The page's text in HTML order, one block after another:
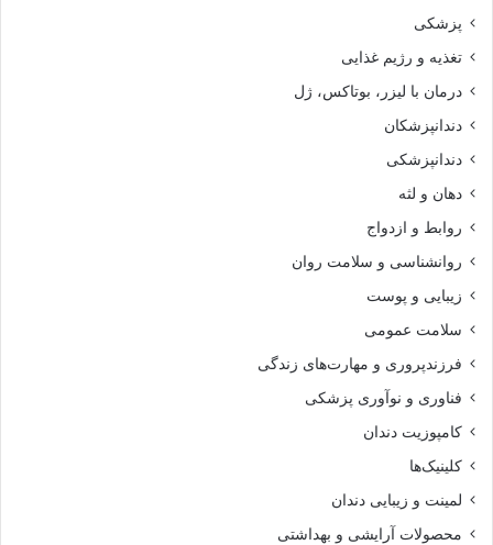
پزشکی
تغذیه و رژیم غذایی
درمان با لیزر، بوتاکس، ژل
دندانپزشکان
دندانپزشکی
دهان و لثه
روابط و ازدواج
روانشناسی و سلامت روان
زیبایی و پوست
سلامت عمومی
فرزندپروری و مهارت‌های زندگی
فناوری و نوآوری پزشکی
کامپوزیت دندان
کلینیک‌ها
لمینت و زیبایی دندان
محصولات آرایشی و بهداشتی